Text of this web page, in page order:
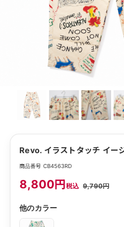
Revo. イラストタッチ イー
商品番号 CB4563RD
8,800円税込 9,790円
他のカラー